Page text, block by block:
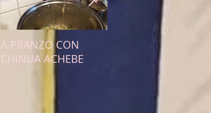
A PRANZO CON
CHINUA ACHEBE
PULCINELLA E
L'OBIETTIVO
ESISTENZIALE DI